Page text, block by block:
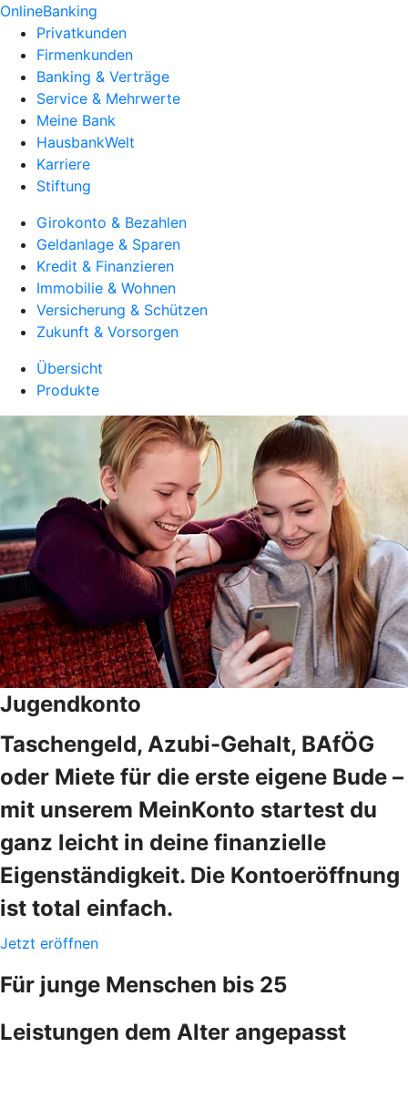
OnlineBanking
Privatkunden
Firmenkunden
Banking & Verträge
Service & Mehrwerte
Meine Bank
HausbankWelt
Karriere
Stiftung
Girokonto & Bezahlen
Geldanlage & Sparen
Kredit & Finanzieren
Immobilie & Wohnen
Versicherung & Schützen
Zukunft & Vorsorgen
Übersicht
Produkte
Jugendkonto
Taschengeld, Azubi-Gehalt, BAfÖG
oder Miete für die erste eigene Bude –
mit unserem MeinKonto startest du
ganz leicht in deine finanzielle
Eigenständigkeit. Die Kontoeröffnung
ist total einfach.
Jetzt eröffnen
Für junge Menschen bis 25
Leistungen dem Alter angepasst